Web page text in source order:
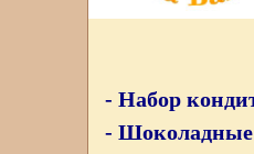
- Набор
- Шоколадные